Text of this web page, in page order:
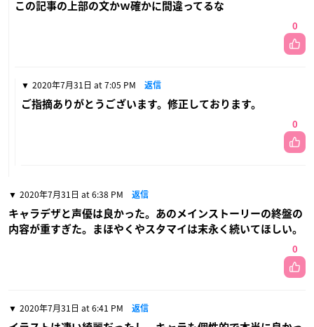
この記事の上部の文かｗ確かに間違ってるな
0
2020年7月31日 at 7:05 PM 返信
ご指摘ありがとうございます。修正しております。
0
2020年7月31日 at 6:38 PM 返信
キャラデザと声優は良かった。あのメインストーリーの終盤の
内容が重すぎた。まほやくやスタマイは末永く続いてほしい。
0
2020年7月31日 at 6:41 PM 返信